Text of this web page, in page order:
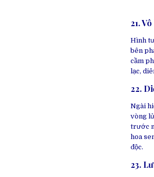
21.
Hình
bên
cầm
lạc,
22.
Ngài
vòng
trước
hoa
độc.
23.